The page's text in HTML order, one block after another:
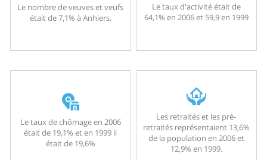
Le nombre de veuves et veufs
était de 7,1% à Anhiers.
Le taux d'activité était de
64,1% en 2006 et 59,9 en 1999
Le taux de chômage en 2006
était de 19,1% et en 1999 il
était de 19,6%
Les retraités et les pré-
retraités représentaient 13,6%
de la population en 2006 et
12,9% en 1999.